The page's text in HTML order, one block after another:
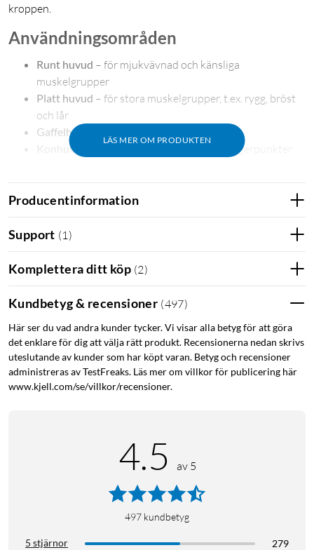
kroppen.
LÄS MER OM PRODUKTEN
Användningsområden
Runt huvud – för mjukvävnad och känsliga
muskelgrupper
Platt huvud – för stora muskelgrupper, t.ex. rygg, bröst
och lår
Gaffelhuvud
Konhuvud
– för djupvävnadsmassage, triggerpunkter
Med en batteritid på 3.5-4 timmar och 20 olika
hastighetslägen - upp till 2800 rpm. Laddas via medföljande
USB-C kabel (USB-laddare säljs separat). Laddas på 4 timmar,
vikt 560g (utan huvud)
Producentinformation
Support (1 )
Komplettera ditt köp (2)
Kundbetyg & recensioner (497)
Här ser du vad andra kunder tycker. Vi visar alla betyg för att göra
det enklare för dig att välja rätt produkt. Recensionerna nedan skrivs
uteslutande av kunder som har köpt varan. Betyg och recensioner
administreras av TestFreaks. Läs mer om villkor för publicering här
www.kjell.com/se/villkor/recensioner.
4.5 av 5
497 kundbetyg
5 stjärnor 279